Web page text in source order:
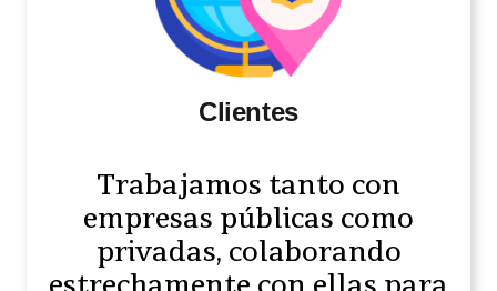
Clientes
Trabajamos tanto con
empresas públicas como
privadas, colaborando